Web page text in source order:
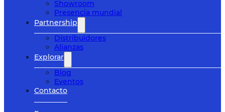
Showroom
Presencia mundial
Partnership
Distribuidores
Alianzas
Explorar
Blog
Eventos
Contacto